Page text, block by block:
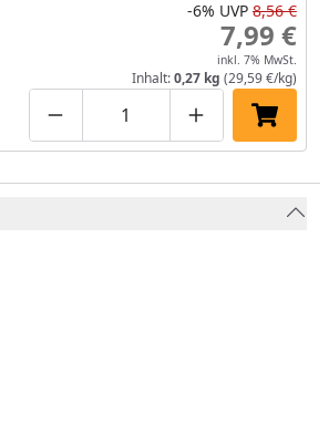
Produktmenge um eins
Produktmenge manuell
Produktmenge
In den
-6% UVP 8,56 €
7,99 €
inkl. 7% MwSt.
Inhalt:0,27 kg (29,59 €/kg)